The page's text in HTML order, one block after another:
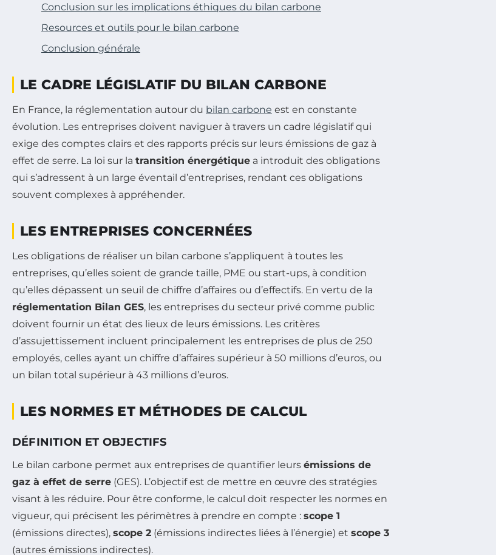
Conclusion sur les implications éthiques du bilan carbone
Resources et outils pour le bilan carbone
Conclusion générale
LE CADRE LÉGISLATIF DU BILAN CARBONE
En France, la réglementation autour du bilan carbone est en constante
évolution. Les entreprises doivent naviguer à travers un cadre législatif qui
exige des comptes clairs et des rapports précis sur leurs émissions de gaz à
effet de serre. La loi sur la transition énergétique a introduit des obligations
qui s’adressent à un large éventail d’entreprises, rendant ces obligations
souvent complexes à appréhender.
LES ENTREPRISES CONCERNÉES
Les obligations de réaliser un bilan carbone s’appliquent à toutes les
entreprises, qu’elles soient de grande taille, PME ou start-ups, à condition
qu’elles dépassent un seuil de chiffre d’affaires ou d’effectifs. En vertu de la
réglementation Bilan GES, les entreprises du secteur privé comme public
doivent fournir un état des lieux de leurs émissions. Les critères
d’assujettissement incluent principalement les entreprises de plus de 250
employés, celles ayant un chiffre d’affaires supérieur à 50 millions d’euros, ou
un bilan total supérieur à 43 millions d’euros.
LES NORMES ET MÉTHODES DE CALCUL
DÉFINITION ET OBJECTIFS
Le bilan carbone permet aux entreprises de quantifier leurs émissions de
gaz à effet de serre (GES). L’objectif est de mettre en œuvre des stratégies
visant à les réduire. Pour être conforme, le calcul doit respecter les normes en
vigueur, qui précisent les périmètres à prendre en compte : scope 1
(émissions directes), scope 2 (émissions indirectes liées à l’énergie) et scope 3
(autres émissions indirectes).